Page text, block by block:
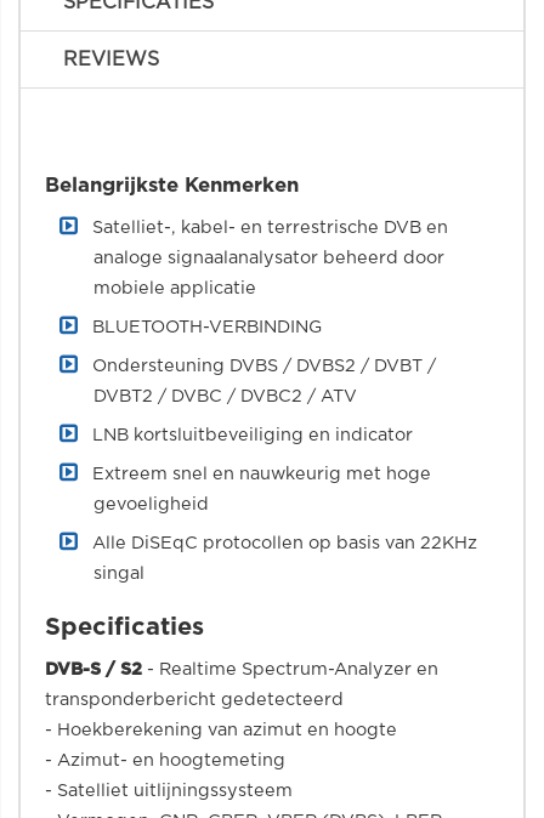
REVIEWS
Belangrijkste Kenmerken
Satelliet-, kabel- en terrestrische DVB en
analoge signaalanalysator beheerd door
mobiele applicatie
BLUETOOTH-VERBINDING
Ondersteuning DVBS / DVBS2 / DVBT /
DVBT2 / DVBC / DVBC2 / ATV
LNB kortsluitbeveiliging en indicator
Extreem snel en nauwkeurig met hoge
gevoeligheid
Alle DiSEqC protocollen op basis van 22KHz
singal
Specificaties
DVB-S / S2 - Realtime Spectrum-Analyzer en
transponderbericht gedetecteerd
- Hoekberekening van azimut en hoogte
- Azimut- en hoogtemeting
- Satelliet uitlijningssysteem